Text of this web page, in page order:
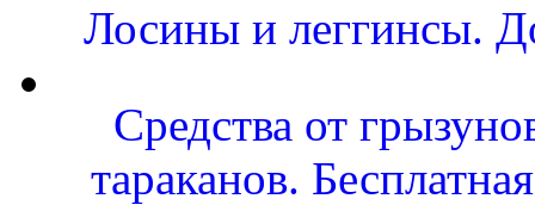
Лосины и леггинсы.
Средства от
тараканов.